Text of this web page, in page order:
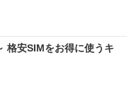
格安SIMをお得に使うキ